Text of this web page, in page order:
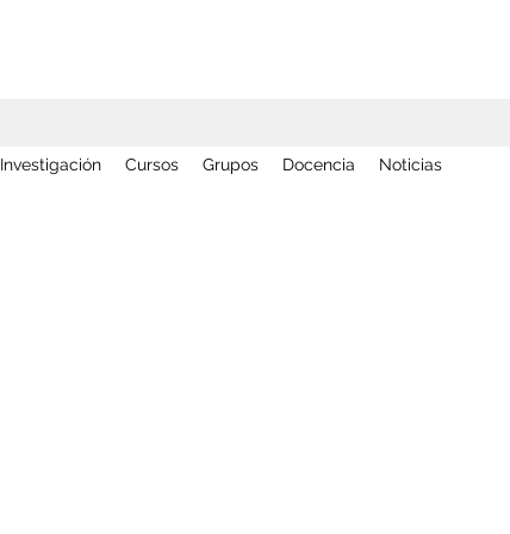
Investigación Cursos Grupos Docencia Noticias